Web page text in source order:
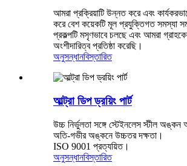
আমরা প্রক্রিয়াটি উন্নত করে এবং
করে বেশ কয়েকটি মূল প্রযুক্তিগত সমস্যা
প্রকল্পটি মসৃণভাবে চলছে এবং আমরা গ্রাহকের
অংশীদারিত্ব প্রতিষ্ঠা করেছি।
অনুসন্ধানবিস্তারিত
আল্ট্রা ডিপ ড্রয়িং পার্ট
উচ্চ নির্ভুলতা সঙ্গে স্টেইনলেস স্টীল অঙ্কন
অতি-গভীর অঙ্কনে উচ্চতর দক্ষতা।
ISO 9001 প্রত্যয়িত।
অনুসন্ধানবিস্তারিত